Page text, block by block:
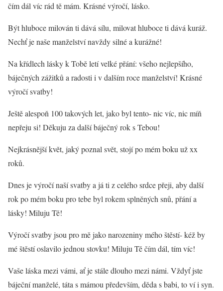
čím dál víc rád tě mám. Krásné výročí, lásko.
Být hluboce milován ti dává sílu, milovat hluboce ti dává kuráž.
Nechť je naše manželství navždy silné a kurážné!
Na křídlech lásky k Tobě letí velké přání: všeho nejlepšího,
báječných zážitků a radosti i v dalším roce manželství! Krásné
výročí svatby!
Ještě alespoň 100 takových let, jako byl tento- nic víc, nic míň
nepřeju si! Děkuju za další báječný rok s Tebou!
Nejkrásnější květ, jaký poznal svět, stojí po mém boku už xx
roků.
Dnes je výročí naší svatby a já ti z celého srdce přeji, aby další
rok po mém boku pro tebe byl rokem splněných snů, přání a
lásky! Miluju Tě!
Výročí svatby jsou pro mě jako narozeniny mého štěstí- kéž by
mé štěstí oslavilo jednou stovku! Miluju Tě čím dál, tím víc!
Vaše láska mezi vámi, ať je stále dlouho mezi námi. Vždyť jste
báječní manželé, táta s mámou především, děda s babi, to ví i syn.